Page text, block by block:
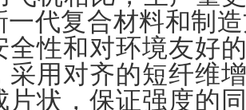
一代复合材料和制
全性和对环境友好
采用对齐的短纤维
片状，保证强度的